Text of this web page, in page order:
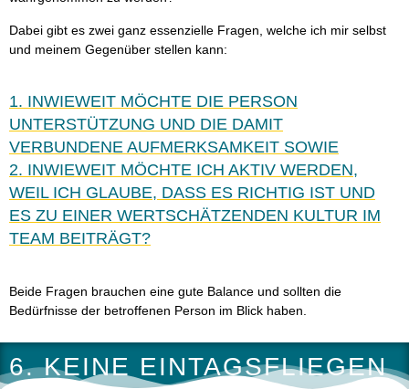
Dabei gibt es zwei ganz essenzielle Fragen, welche ich mir selbst
und meinem Gegenüber stellen kann:
1. INWIEWEIT MÖCHTE DIE PERSON
UNTERSTÜTZUNG UND DIE DAMIT
VERBUNDENE AUFMERKSAMKEIT SOWIE
2. INWIEWEIT MÖCHTE ICH AKTIV WERDEN,
WEIL ICH GLAUBE, DASS ES RICHTIG IST UND
ES ZU EINER WERTSCHÄTZENDEN KULTUR IM
TEAM BEITRÄGT?
Beide Fragen brauchen eine gute Balance und sollten die
Bedürfnisse der betroffenen Person im Blick haben.
6. KEINE EINTAGSFLIEGEN